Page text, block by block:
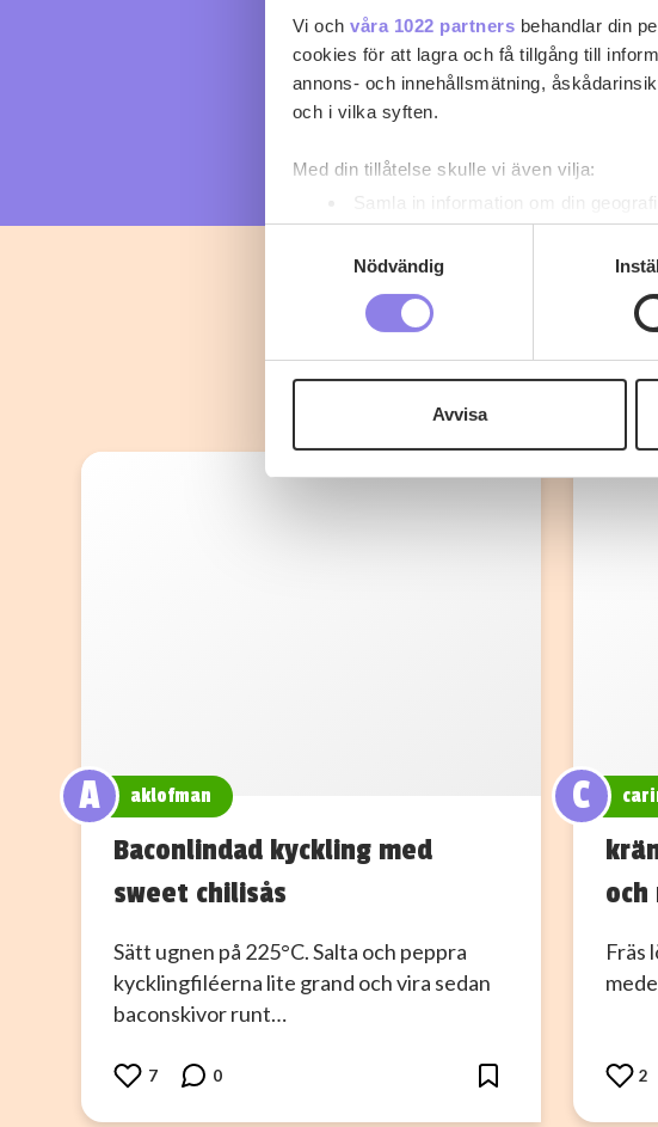
Vi och våra 1022 partners behandlar din
cookies för att lagra och få tillgång till
annons- och innehållsmätning,
och i vilka syften.
Med din tillåtelse skulle vi även vilja:
Samla in information om din
Identifiera din enhet genom att
Ta reda på mer om hur dina personliga
eller dra tillbaka ditt samtycke när som
eller äldre. Genom att besöka
till de sociala medier och annons- och
med annan information som du har
Nödvändig
Avvisa
A aklofman
Baconlindad kyckling med
sweet chilisås
Sätt ugnen på 225°C. Salta och peppra
kycklingfiléerna lite grand och vira sedan
baconskivor runt…
7 0
C
och
Fräs
2